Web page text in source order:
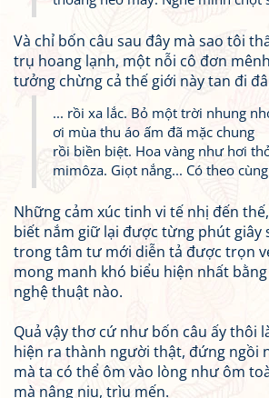
Và chỉ bốn câu sau đây mà sao tôi
trụ hoang lạnh, một nỗi cô đơn
tưởng chừng cả thế giới này tan đi
... rồi xa lắc. Bỏ một trời nhung
ơi mùa thu áo ấm đã mặc chung
rồi biền biệt. Hoa vàng như hơi
mimôza. Giọt nắng... Có theo cùng
Những cảm xúc tinh vi tế nhị đến
biết nắm giữ lại được từng phút giây
trong tâm tư mới diễn tả được trọn
mong manh khó biểu hiện nhất
nghệ thuật nào.
Quả vậy thơ cứ như bốn câu ấy thôi
hiện ra thành người thật, đứng ngồi
mà ta có thể ôm vào lòng như ôm
mà nâng niu, trìu mến.